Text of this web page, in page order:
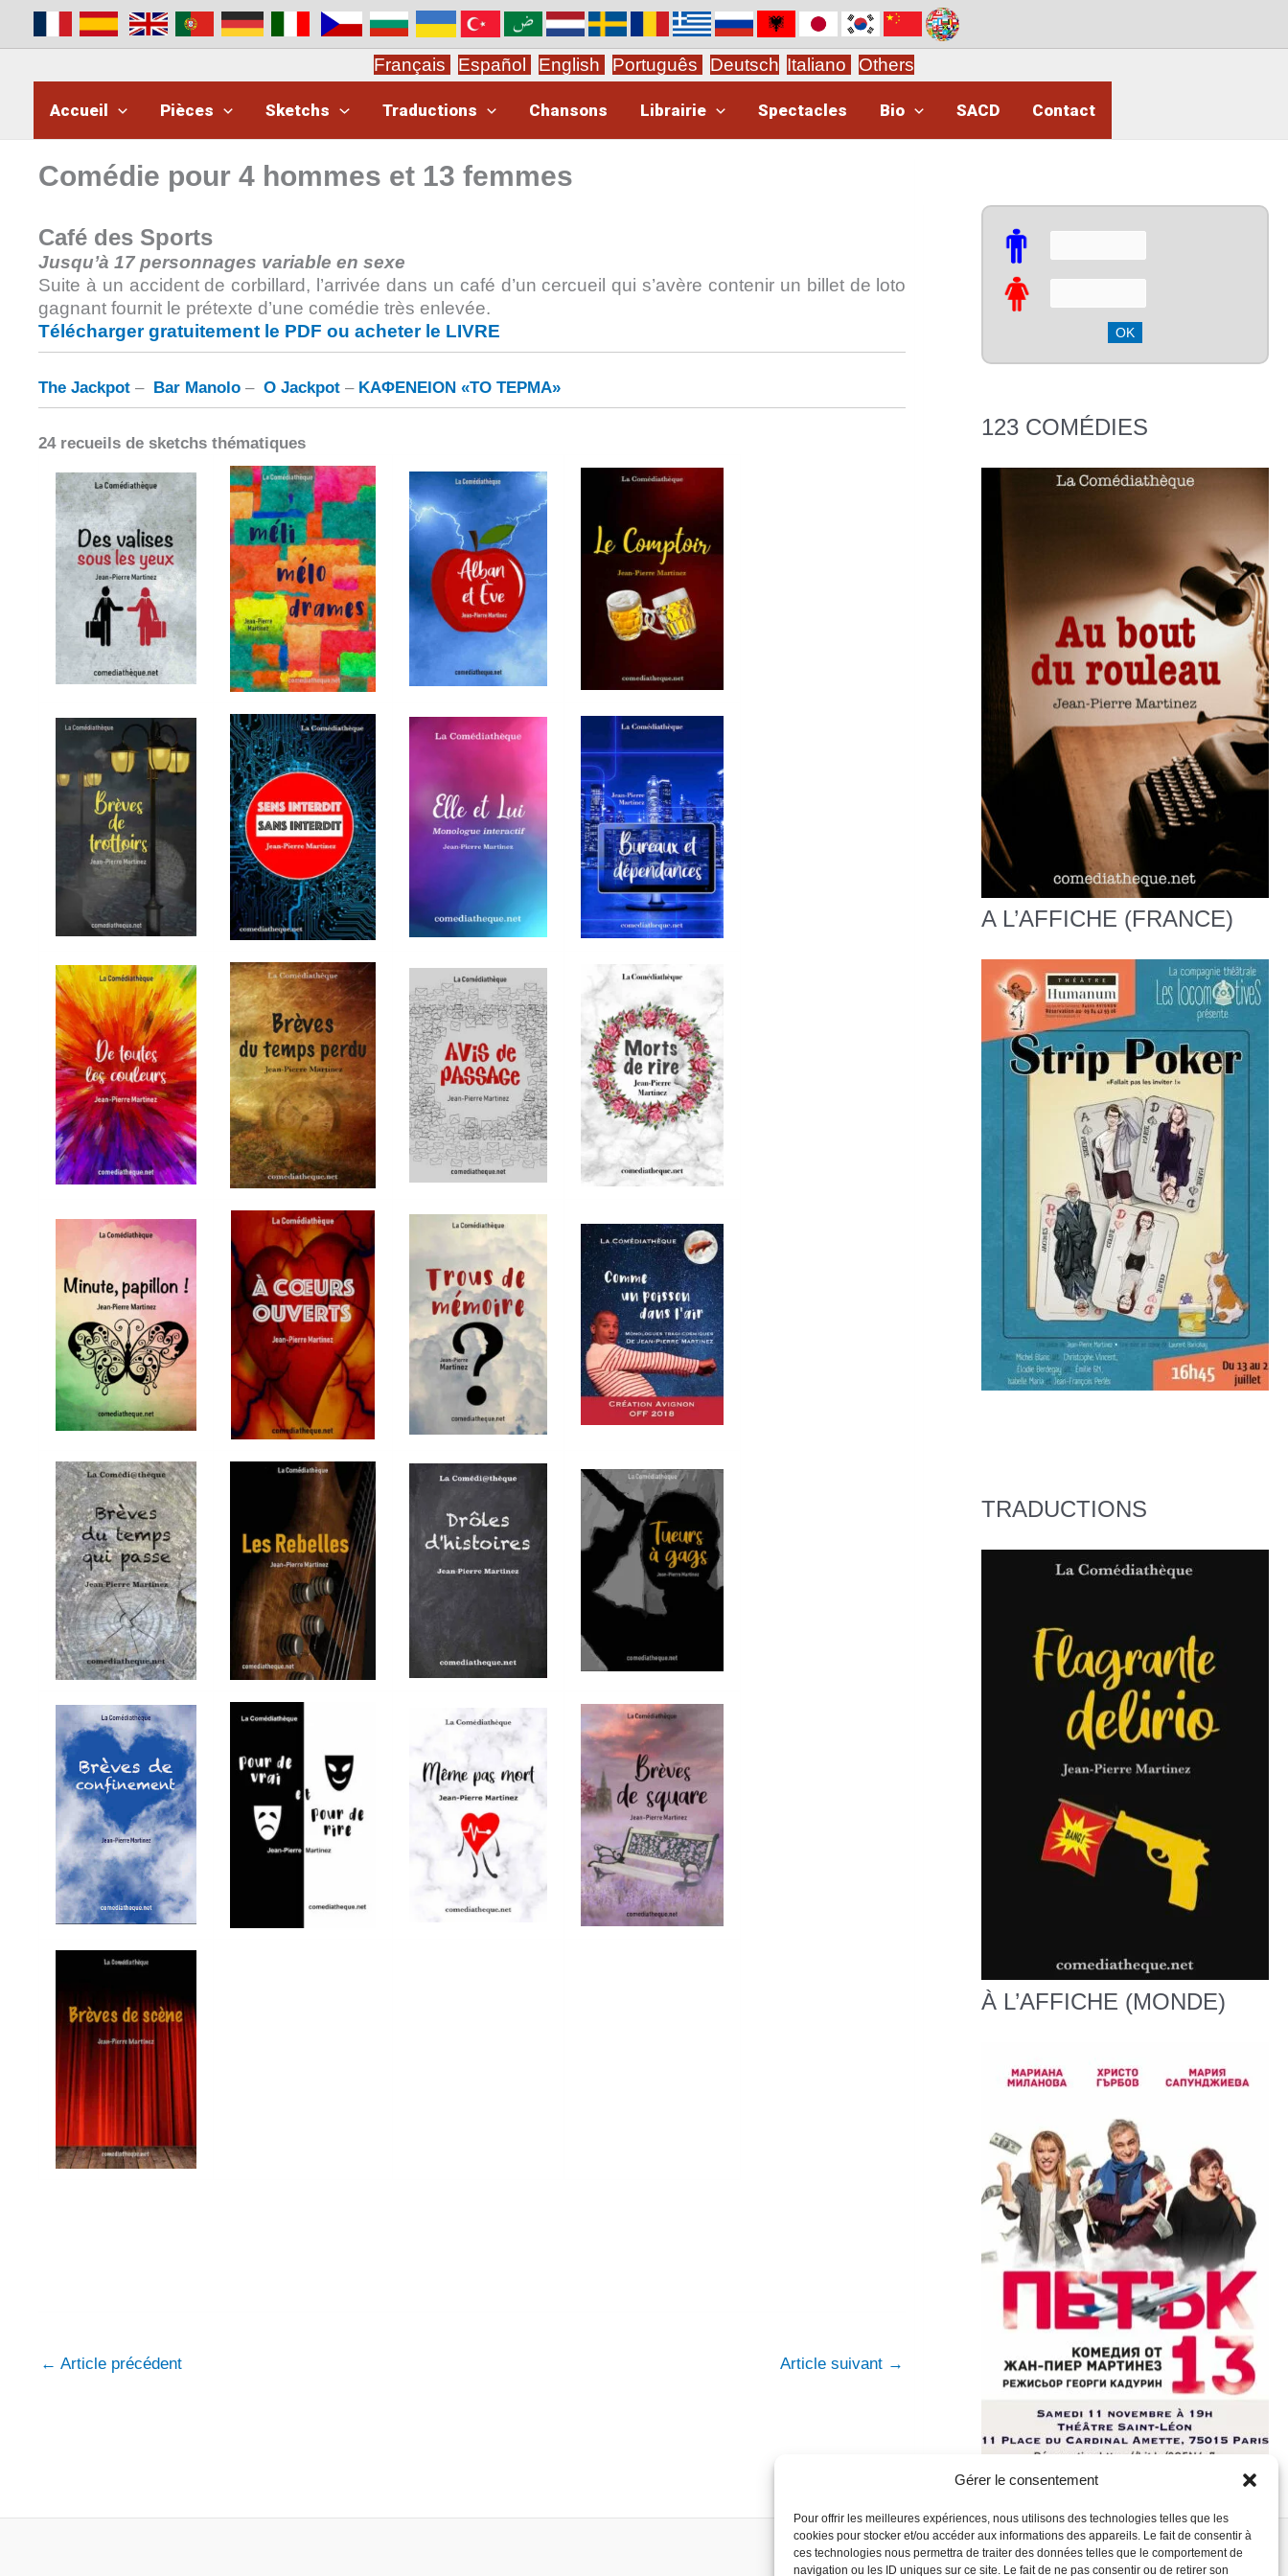
Gérer le consentement
Pour offrir les meilleures expériences, nous utilisons des technologies telles que les
cookies pour stocker et/ou accéder aux informations des appareils. Le fait de consentir à
ces technologies nous permettra de traiter des données telles que le comportement de
navigation ou les ID uniques sur ce site. Le fait de ne pas consentir ou de retirer son
contenu
Français Español English Português Deutsch Italiano Others
Accueil Pièces Sketchs Traductions Chansons Librairie Spectacles Bio SACD Contact
Comédie pour 4 hommes et 13 femmes
Café des Sports
Jusqu’à 17 personnages variable en sexe
Suite à un accident de corbillard, l’arrivée dans un café d’un cercueil qui s’avère contenir un billet de loto
gagnant fournit le prétexte d’une comédie très enlevée.
Télécharger gratuitement le PDF ou acheter le LIVRE
The Jackpot – Bar Manolo – O Jackpot – ΚΑΦΕΝΕΙΟΝ «ΤΟ ΤΕΡΜΑ»
24 recueils de sketchs thématiques
← Article précédent Article suivant →
123 COMÉDIES
A L’AFFICHE (FRANCE)
TRADUCTIONS
À L’AFFICHE (MONDE)